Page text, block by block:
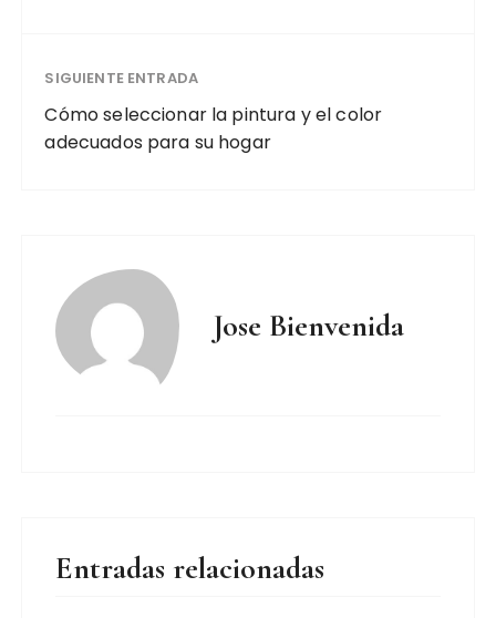
SIGUIENTE ENTRADA
Cómo seleccionar la pintura y el color
adecuados para su hogar
Jose Bienvenida
Entradas relacionadas